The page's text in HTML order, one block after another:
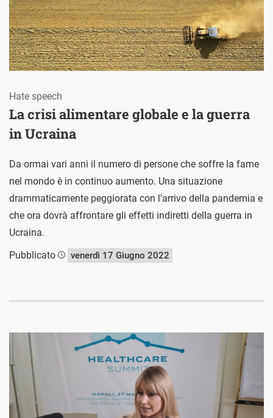
La crisi alimentare globale e la guerra
in Ucraina
Hate speech
Da ormai vari anni il numero di persone che soffre la fame
nel mondo è in continuo aumento. Una situazione
drammaticamente peggiorata con l'arrivo della pandemia e
che ora dovrà affrontare gli effetti indiretti della guerra in
Ucraina.
Pubblicato
venerdì 17 Giugno 2022